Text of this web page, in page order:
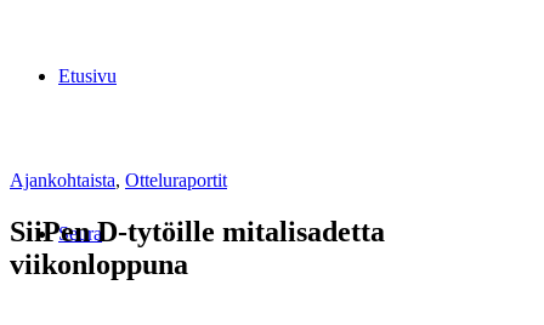
Etusivu
Seura
Ajankohtaista, Otteluraportit
SiiPen D-tytöille mitalisadetta
viikonloppuna